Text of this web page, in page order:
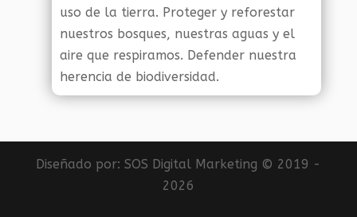
uso de la tierra. Proteger y reforestar
nuestros bosques, nuestras aguas y el
aire que respiramos. Defender nuestra
herencia de biodiversidad.
Diseñado por:SOS Digital Marketing © 2019 -
2026